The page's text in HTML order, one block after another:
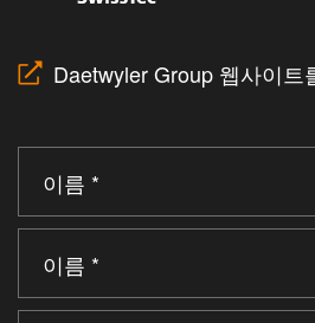
Daetwyler Group 웹사이트